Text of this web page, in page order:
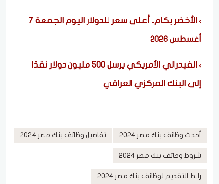
الأخضر بكام.. أعلى سعر للدولار اليوم الجمعة 7
أغسطس 2026
الفيدرالي الأمريكي يرسل 500 مليون دولار نقدًا
إلى البنك المركزي العراقي
أحدث وظائف بنك مصر 2024 تفاصيل وظائف بنك مصر 2024
شروط وظائف بنك مصر 2024
رابط التقديم لوظائف بنك مصر 2024